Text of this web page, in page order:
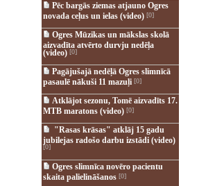
Pēc bargās ziemas atjauno Ogres
novada ceļus un ielas (video)[0]
Ogres Mūzikas un mākslas skolā
aizvadīta atvērto durvju nedēļa
(video)[0]
Pagājušajā nedēļā Ogres slimnīcā
pasaulē nākuši 11 mazuļi[0]
Atklājot sezonu, Tomē aizvadīts 17.
MTB maratons (video)[0]
"Rasas krāsas" atklāj 15 gadu
jubilejas radošo darbu izstādi (video)
[0]
Ogres slimnīca novēro pacientu
skaita palielināšanos [0]